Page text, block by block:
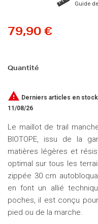
Guide
79,90 €
Quantité
 Derniers articles en stock
11/08/26
Le maillot de trail
BIOTOPE, issu de la
matières légères et
optimal sur tous les
zippée 30 cm
en font un allié
poches, il est conçu
pied ou de la marche.